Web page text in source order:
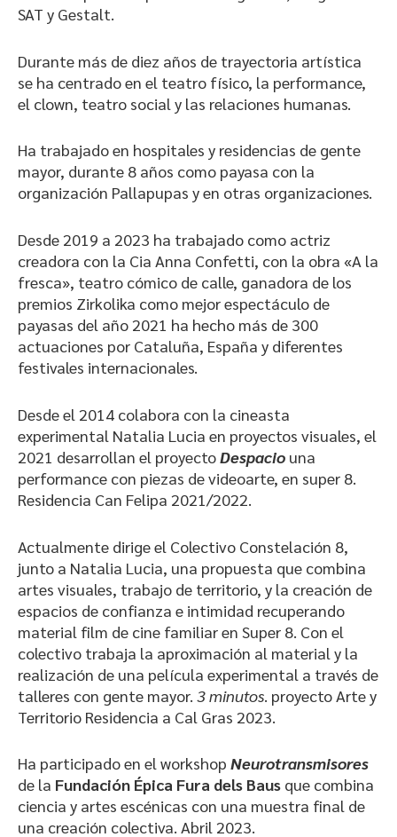
SAT y Gestalt.
​​Durante más de diez años de trayectoria artística
se ha centrado en el teatro físico, la performance,
el clown, teatro social y las relaciones humanas.
Ha trabajado en hospitales y residencias de gente
mayor, durante 8 años como payasa con la
organización Pallapupas y en otras organizaciones.
Desde 2019 a 2023 ha trabajado como actriz
creadora con la Cia Anna Confetti, con la obra «A la
fresca», teatro cómico de calle, ganadora de los
premios Zirkolika como mejor espectáculo de
payasas del año 2021 ha hecho más de 300
actuaciones por Cataluña, España y diferentes
festivales internacionales.
Desde el 2014 colabora con la cineasta
experimental Natalia Lucia en proyectos visuales, el
2021 desarrollan el proyectoDespacio una
performance con piezas de videoarte, en super 8.
Residencia Can Felipa 2021/2022.
Actualmente dirige el Colectivo Constelación 8,
junto a Natalia Lucia, una propuesta que combina
artes visuales, trabajo de territorio, y la creación de
espacios de confianza e intimidad recuperando
material film de cine familiar en Super 8. Con el
colectivo trabaja la aproximación al material y la
realización de una película experimental a través de
talleres con gente mayor. 3 minutos. proyecto Arte y
Territorio Residencia a Cal Gras 2023.
Ha participado en el workshop Neurotransmisores
de la Fundación Épica Fura dels Baus que combina
ciencia y artes escénicas con una muestra final de
una creación colectiva. Abril 2023.